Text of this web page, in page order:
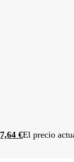
7,64 €El precio